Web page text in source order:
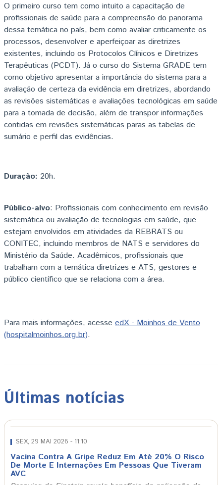
O primeiro curso tem como intuito a capacitação de
profissionais de saúde para a compreensão do panorama
dessa temática no país, bem como avaliar criticamente os
processos, desenvolver e aperfeiçoar as diretrizes
existentes, incluindo os Protocolos Clínicos e Diretrizes
Terapêuticas (PCDT). Já o curso do Sistema GRADE tem
como objetivo apresentar a importância do sistema para a
avaliação de certeza da evidência em diretrizes, abordando
as revisões sistemáticas e avaliações tecnológicas em saúde
para a tomada de decisão, além de transpor informações
contidas em revisões sistemáticas paras as tabelas de
sumário e perfil das evidências.
Duração: 20h.
Público-alvo: Profissionais com conhecimento em revisão
sistemática ou avaliação de tecnologias em saúde, que
estejam envolvidos em atividades da REBRATS ou
CONITEC, incluindo membros de NATS e servidores do
Ministério da Saúde. Acadêmicos, profissionais que
trabalham com a temática diretrizes e ATS, gestores e
público científico que se relaciona com a área.
Para mais informações, acesse edX - Moinhos de Vento
(hospitalmoinhos.org.br).
Últimas notícias
SEX, 29 MAI 2026 - 11:10
Vacina Contra A Gripe Reduz Em Até 20% O Risco
De Morte E Internações Em Pessoas Que Tiveram
AVC